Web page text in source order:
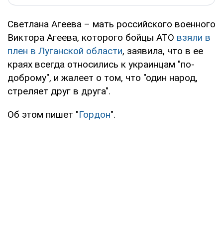
Светлана Агеева – мать российского военного
Виктора Агеева, которого бойцы АТО взяли в
плен в Луганской области, заявила, что в ее
краях всегда относились к украинцам "по-
доброму", и жалеет о том, что "один народ,
стреляет друг в друга".
Об этом пишет "Гордон".